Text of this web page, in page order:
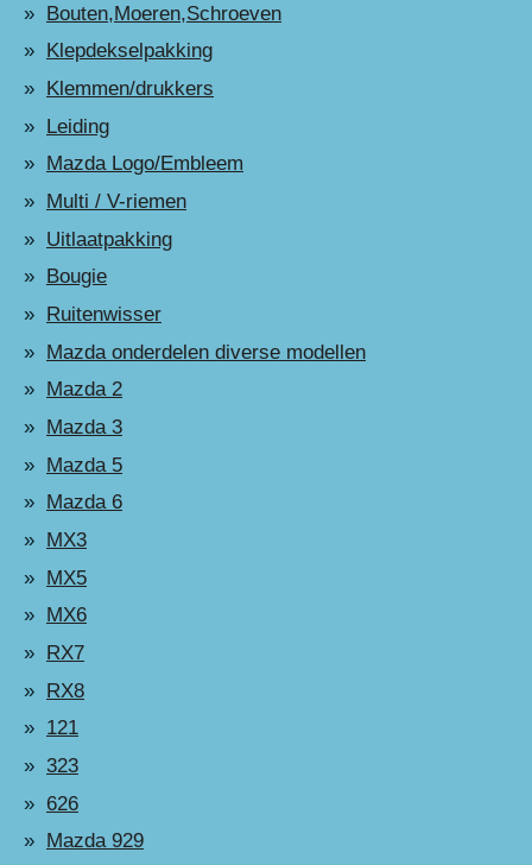
Bouten,Moeren,Schroeven
Klepdekselpakking
Klemmen/drukkers
Leiding
Mazda Logo/Embleem
Multi / V-riemen
Uitlaatpakking
Bougie
Ruitenwisser
Mazda onderdelen diverse modellen
Mazda 2
Mazda 3
Mazda 5
Mazda 6
MX3
MX5
MX6
RX7
RX8
121
323
626
Mazda 929